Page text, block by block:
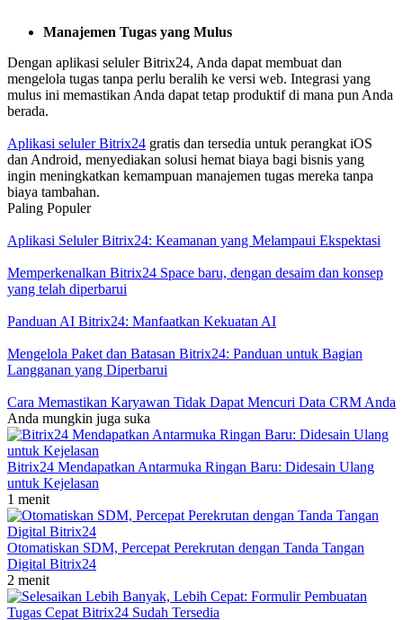
Manajemen Tugas yang Mulus
Dengan aplikasi seluler Bitrix24, Anda dapat membuat dan
mengelola tugas tanpa perlu beralih ke versi web. Integrasi yang
mulus ini memastikan Anda dapat tetap produktif di mana pun Anda
berada.
Aplikasi seluler Bitrix24 gratis dan tersedia untuk perangkat iOS
dan Android, menyediakan solusi hemat biaya bagi bisnis yang
ingin meningkatkan kemampuan manajemen tugas mereka tanpa
biaya tambahan.
Paling Populer
Aplikasi Seluler Bitrix24: Keamanan yang Melampaui Ekspektasi
Memperkenalkan Bitrix24 Space baru, dengan desaim dan konsep
yang telah diperbarui
Panduan AI Bitrix24: Manfaatkan Kekuatan AI
Mengelola Paket dan Batasan Bitrix24: Panduan untuk Bagian
Langganan yang Diperbarui
Cara Memastikan Karyawan Tidak Dapat Mencuri Data CRM Anda
Anda mungkin juga suka
Bitrix24 Mendapatkan Antarmuka Ringan Baru: Didesain Ulang
untuk Kejelasan
1 menit
Otomatiskan SDM, Percepat Perekrutan dengan Tanda Tangan
Digital Bitrix24
2 menit